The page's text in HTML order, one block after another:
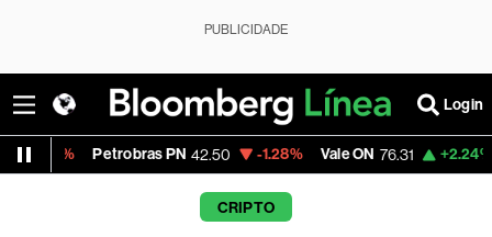
PUBLICIDADE
Login
Petrobras PN 42.50 -1.28% Vale ON 76.31 +2.24% Itaú PN
CRIPTO